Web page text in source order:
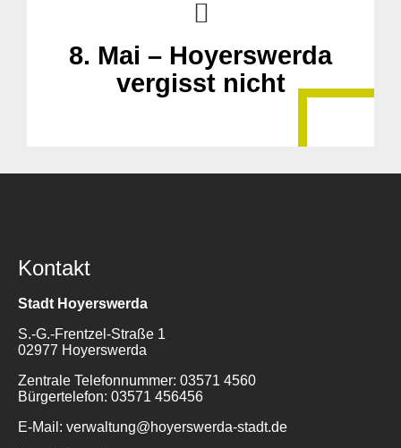
8. Mai – Hoyerswerda
vergisst nicht
Kontakt
Stadt Hoyerswerda
S.-G.-Frentzel-Straße 1
02977 Hoyerswerda
Zentrale Telefonnummer: 03571 4560
Bürgertelefon: 03571 456456
E-Mail: verwaltung@hoyerswerda-stadt.de